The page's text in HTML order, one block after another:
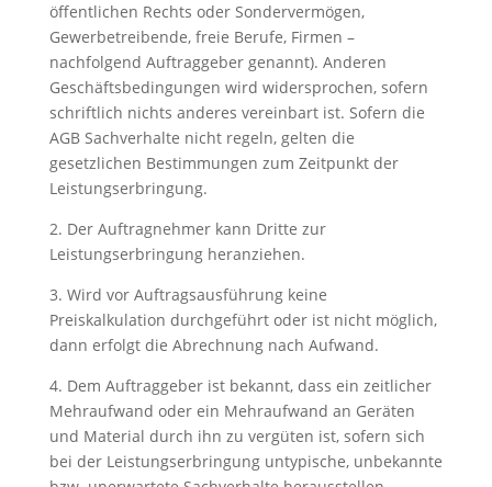
öffentlichen Rechts oder Sondervermögen,
Gewerbetreibende, freie Berufe, Firmen –
nachfolgend Auftraggeber genannt). Anderen
Geschäftsbedingungen wird widersprochen, sofern
schriftlich nichts anderes vereinbart ist. Sofern die
AGB Sachverhalte nicht regeln, gelten die
gesetzlichen Bestimmungen zum Zeitpunkt der
Leistungserbringung.
2. Der Auftragnehmer kann Dritte zur
Leistungserbringung heranziehen.
3. Wird vor Auftragsausführung keine
Preiskalkulation durchgeführt oder ist nicht möglich,
dann erfolgt die Abrechnung nach Aufwand.
4. Dem Auftraggeber ist bekannt, dass ein zeitlicher
Mehraufwand oder ein Mehraufwand an Geräten
und Material durch ihn zu vergüten ist, sofern sich
bei der Leistungserbringung untypische, unbekannte